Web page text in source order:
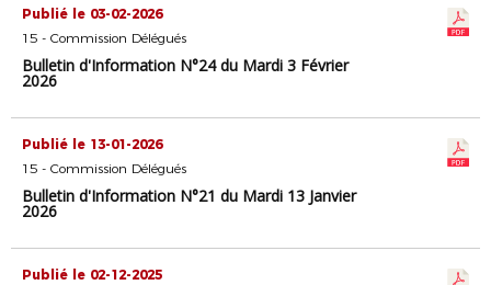
Publié le 03-02-2026
15 - Commission Délégués
Bulletin d'Information N°24 du Mardi 3 Février
2026
Publié le 13-01-2026
15 - Commission Délégués
Bulletin d'Information N°21 du Mardi 13 Janvier
2026
Publié le 02-12-2025